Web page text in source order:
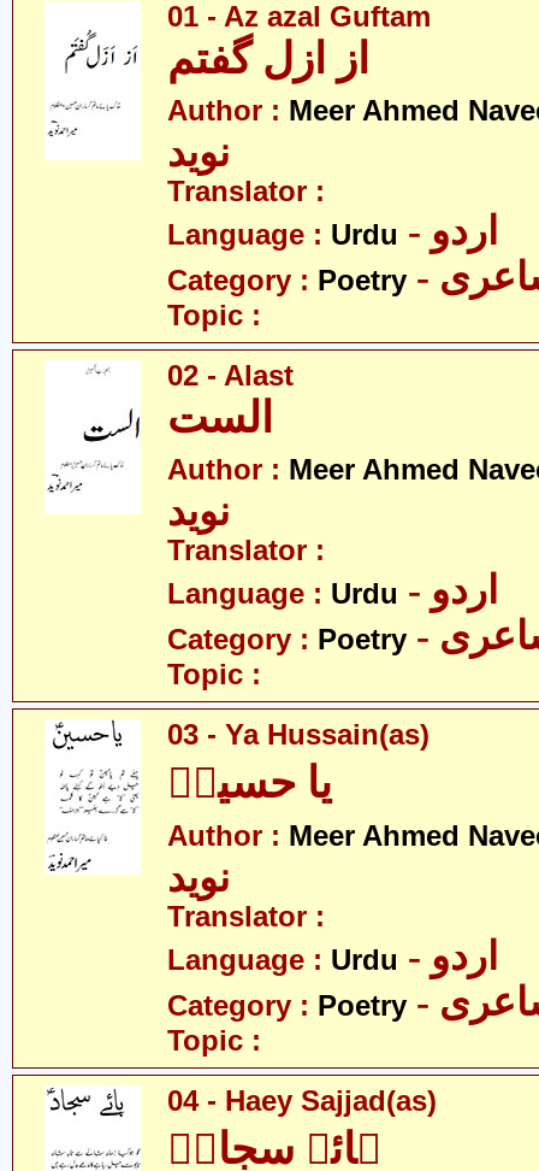
01 - Az azal Guftam
از ازل گفتم
Author : Meer Ahmed
نوید
Translator :
Language : Urdu - اردو
Category : Poetry
Topic :
02 - Alast
الست
Author : Meer Ahmed
نوید
Translator :
Language : Urdu - اردو
Category : Poetry
Topic :
03 - Ya Hussain(as)
یا حسینؑ
Author : Meer Ahmed
نوید
Translator :
Language : Urdu - اردو
Category : Poetry
Topic :
04 - Haey Sajjad(as)
ہائے سجادؑ